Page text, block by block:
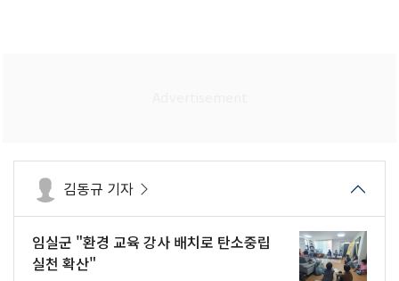
김동규 기자
임실군 "환경 교육 강사 배치로 탄소중립
실천 확산"